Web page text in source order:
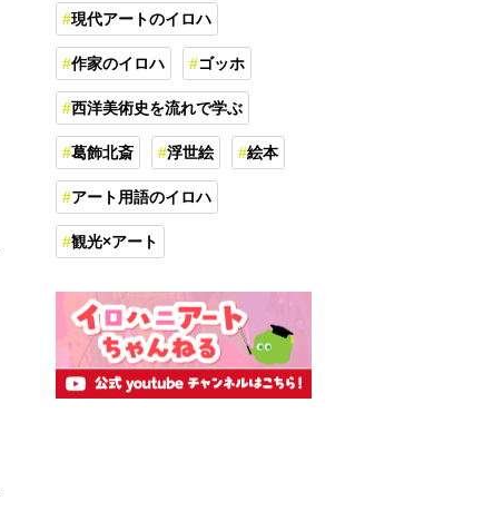
現代アートのイロハ
作家のイロハ ゴッホ
西洋美術史を流れで学ぶ
葛飾北斎 浮世絵 絵本
アート用語のイロハ
観光×アート